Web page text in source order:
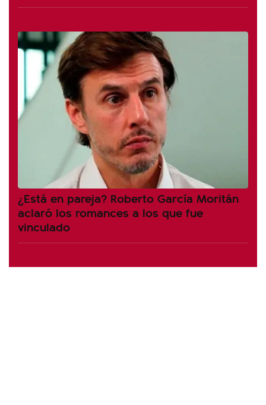
¿Está en pareja? Roberto García Moritán
aclaró los romances a los que fue
vinculado